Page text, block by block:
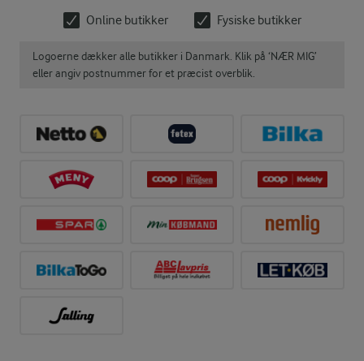
Online butikker Fysiske butikker
Logoerne dækker alle butikker i Danmark. Klik på ‘NÆR MIG’
eller angiv postnummer for et præcist overblik.